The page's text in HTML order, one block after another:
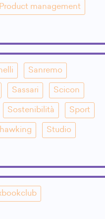
Product management
Sanremo
Sassari Scicon
Sostenibilità Sport
Studio